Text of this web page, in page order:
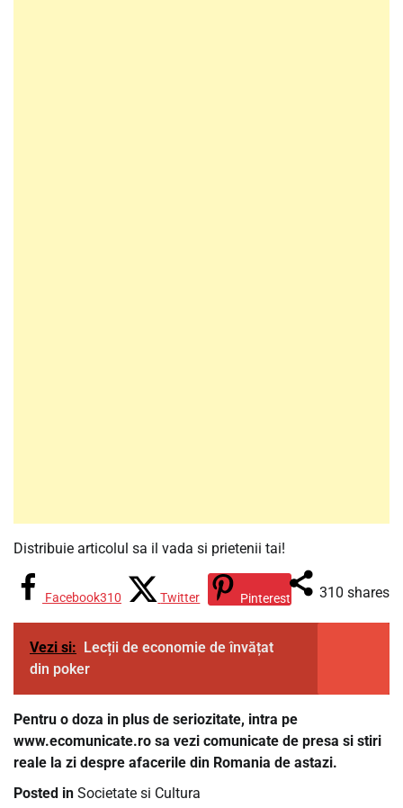
Distribuie articolul sa il vada si prietenii tai!
310 shares
Facebook310 Twitter Pinterest
Vezi si: Lecții de economie de învățat
din poker
Pentru o doza in plus de seriozitate, intra pe
www.ecomunicate.ro sa vezi comunicate de presa si stiri
reale la zi despre afacerile din Romania de astazi.
Posted in Societate si Cultura